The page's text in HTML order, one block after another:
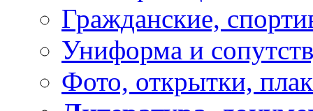
Гражданские,
Униформа и
Фото, открытки,